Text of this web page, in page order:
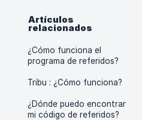
Artículos
relacionados
¿Cómo funciona el
programa de referidos?
Tribu : ¿Cómo funciona?
¿Dónde puedo encontrar
mi código de referidos?